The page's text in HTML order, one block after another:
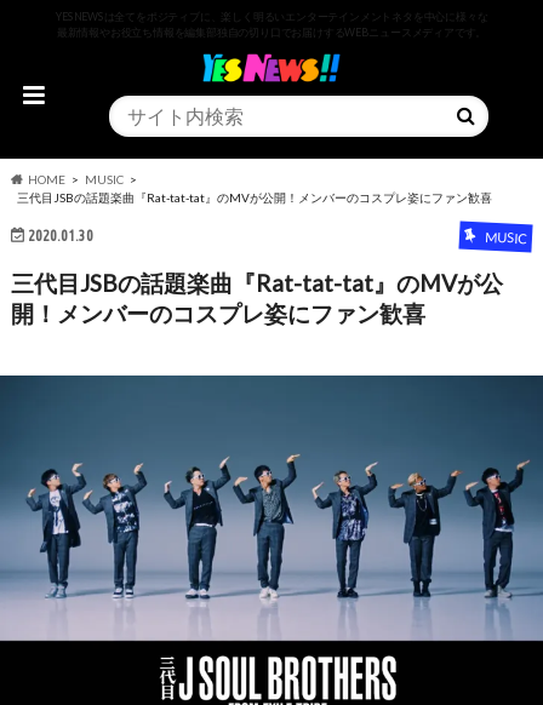
YESNEWSは全てをポジティブに、楽しく明るいエンターテインメントネタを中心に様々な
最新情報やお役立ち情報を編集部独自の切り口でお届けするWEBニュースメディアです。
HOME
MUSIC
三代目JSBの話題楽曲『Rat-tat-tat』のMVが公開！メンバーのコスプレ姿にファン歓喜
2020.01.30 MUSIC
三代目JSBの話題楽曲『Rat-tat-tat』のMVが公
開！メンバーのコスプレ姿にファン歓喜